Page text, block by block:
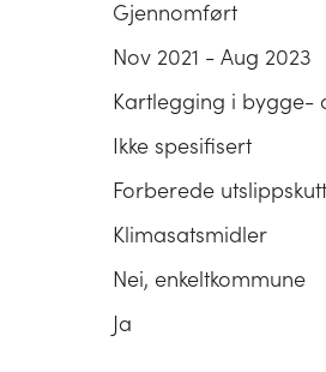
Gjennomført
Nov 2021 - Aug 2023
Kartlegging i bygge-
Ikke spesifisert
Forberede
Klimasatsmidler
Nei, enkeltkommune
Ja